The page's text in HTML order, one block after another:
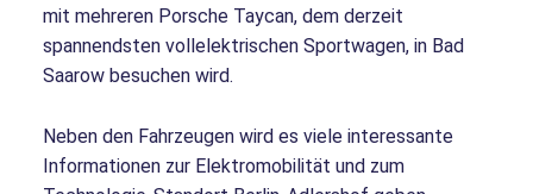
mit mehreren Porsche Taycan, dem derzeit
spannendsten vollelektrischen Sportwagen, in Bad
Saarow besuchen wird.
Neben den Fahrzeugen wird es viele interessante
Informationen zur Elektromobilität und zum